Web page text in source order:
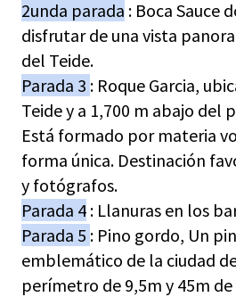
2unda parada : Boca Sauce
disfrutar de una vista
del Teide.
Parada 3 : Roque Garcia,
Teide y a 1,700 m abajo del
Está formado por materia
forma única. Destinación
y fotógrafos.
Parada 4 : Llanuras en los
Parada 5 : Pino gordo, Un
emblemático de la ciudad
perímetro de 9,5m y 45m